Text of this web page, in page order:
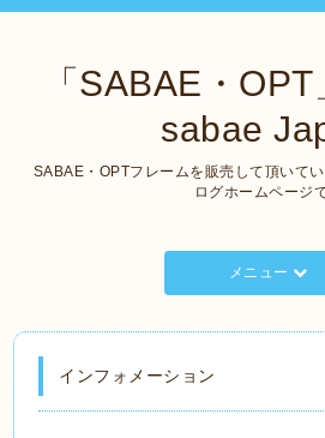
「SABAE・
sabae
SABAE・OPTフレームを販売して頂いて
ログホームページ
メニュー
インフォメーション